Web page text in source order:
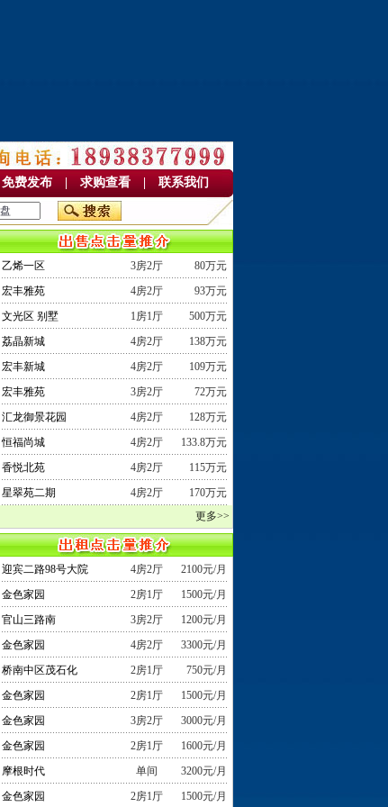
免费发布 求购查看 联系我们
乙烯一区 3房2厅
80万元
宏丰雅苑
4房2厅
93万元
文光区 别墅
1房1厅
500万元
荔晶新城
4房2厅
138万元
宏丰新城
4房2厅
109万元
宏丰雅苑
3房2厅
72万元
汇龙御景花园
4房2厅
128万元
恒福尚城
4房2厅
133.8万元
香悦北苑
4房2厅
115万元
星翠苑二期
4房2厅
170万元
更多>>
迎宾二路98号大院 4房2厅
2100元/月
金色家园
2房1厅
1500元/月
官山三路南
3房2厅
1200元/月
金色家园
4房2厅
3300元/月
桥南中区茂石化
2房1厅
750元/月
金色家园
2房1厅
1500元/月
金色家园
3房2厅
3000元/月
金色家园
2房1厅
1600元/月
摩根时代
单间
3200元/月
金色家园
2房1厅 1500元/月